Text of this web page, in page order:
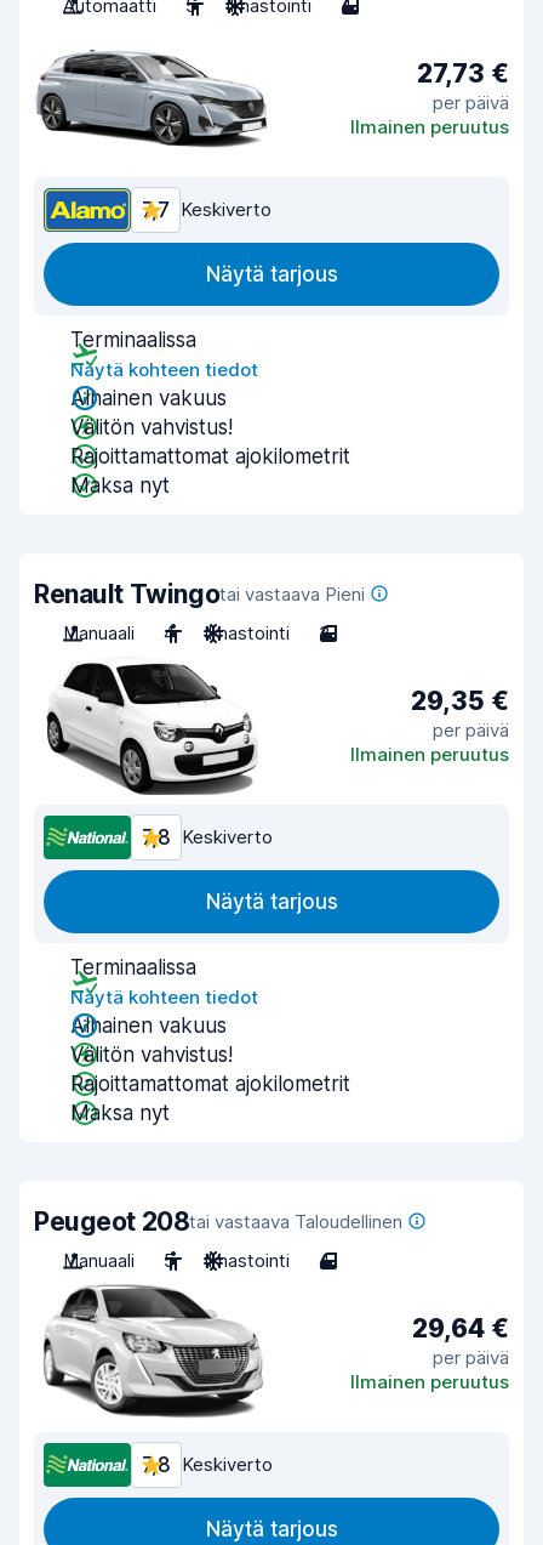
Automaatti 5 Ilmastointi 4
27,73 €
per päivä
Ilmainen peruutus
7,7 Keskiverto
Näytä tarjous
Terminaalissa
Näytä kohteen tiedot
Alhainen vakuus
Välitön vahvistus!
Rajoittamattomat ajokilometrit
Maksa nyt
Renault Twingotai vastaava Pieni
Manuaali
4 Ilmastointi 3
29,35 €
per päivä
Ilmainen peruutus
7,8 Keskiverto
Näytä tarjous
Terminaalissa
Näytä kohteen tiedot
Alhainen vakuus
Välitön vahvistus!
Rajoittamattomat ajokilometrit
Maksa nyt
Peugeot 208tai vastaava Taloudellinen
Manuaali
5 Ilmastointi 4
29,64 €
per päivä
Ilmainen peruutus
7,8 Keskiverto
Näytä tarjous